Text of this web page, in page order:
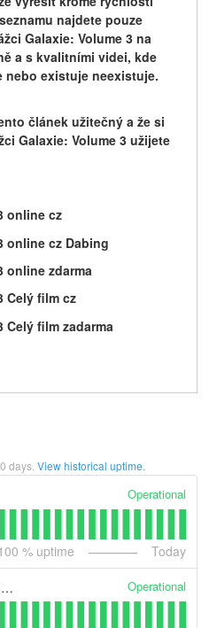
najdete pouze
Galaxie: Volume 3 na
a s kvalitními videi, kde
existuje neexistuje.
článek užitečný a že si
Galaxie: Volume 3 užijete
online cz
online cz Dabing
online zdarma
Celý film cz
Celý film zadarma
days. View historical uptime.
Operational
% uptime Today
Management Portal (example) Operational